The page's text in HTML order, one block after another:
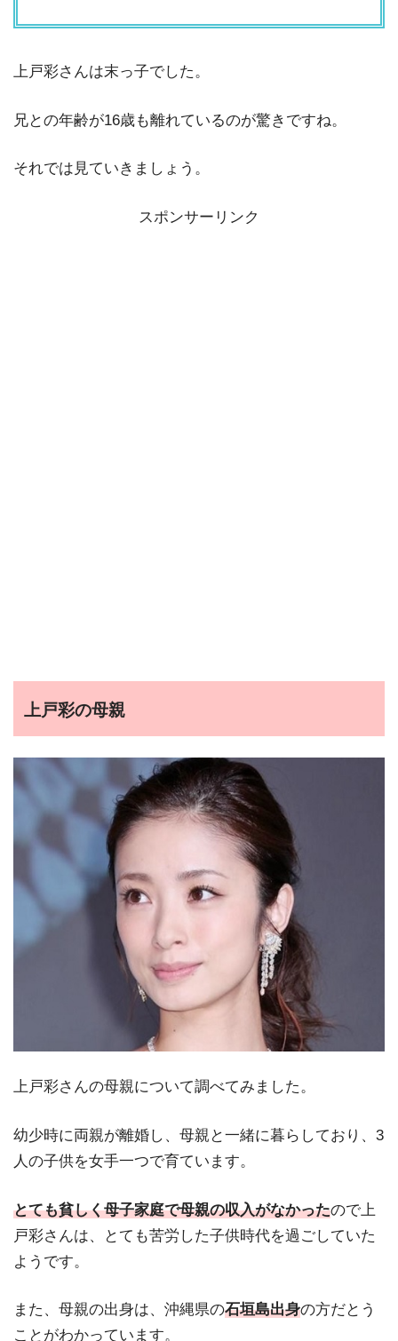
上戸彩さんは末っ子でした。
兄との年齢が16歳も離れているのが驚きですね。
それでは見ていきましょう。
スポンサーリンク
上戸彩の母親
上戸彩さんの母親について調べてみました。
幼少時に両親が離婚し、母親と一緒に暮らしており、3
人の子供を女手一つで育ています。
とても貧しく母子家庭で母親の収入がなかったので上
戸彩さんは、とても苦労した子供時代を過ごしていた
ようです。
また、母親の出身は、沖縄県の石垣島出身の方だとう
ことがわかっています。